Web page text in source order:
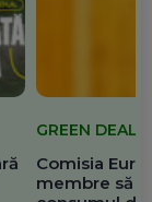
GREEN DEAL
Comisia
membre să